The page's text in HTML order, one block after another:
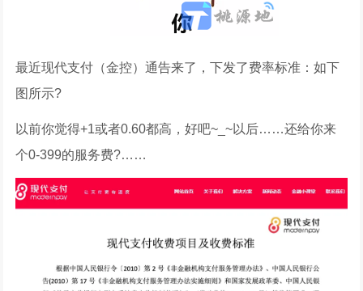
最近现代支付（金控）通告来了，下发了费率标准：如下
图所示?
以前你觉得+1或者0.60都高，好吧~_~以后……还给你来
个0-399的服务费?……